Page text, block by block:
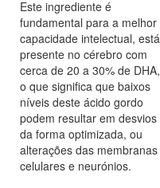
Este ingrediente é
fundamental para a melhor
capacidade intelectual, está
presente no cérebro com
cerca de 20 a 30% de DHA,
o que significa que baixos
níveis deste ácido gordo
podem resultar em desvios
da forma optimizada, ou
alterações das membranas
celulares e neurónios.